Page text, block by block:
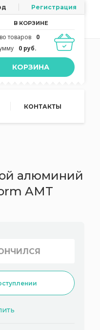
Регистрация
В КОРЗИНЕ
товаров
0
0 руб.
КОРЗИНА
КОНТАКТЫ
алюминий
AMT